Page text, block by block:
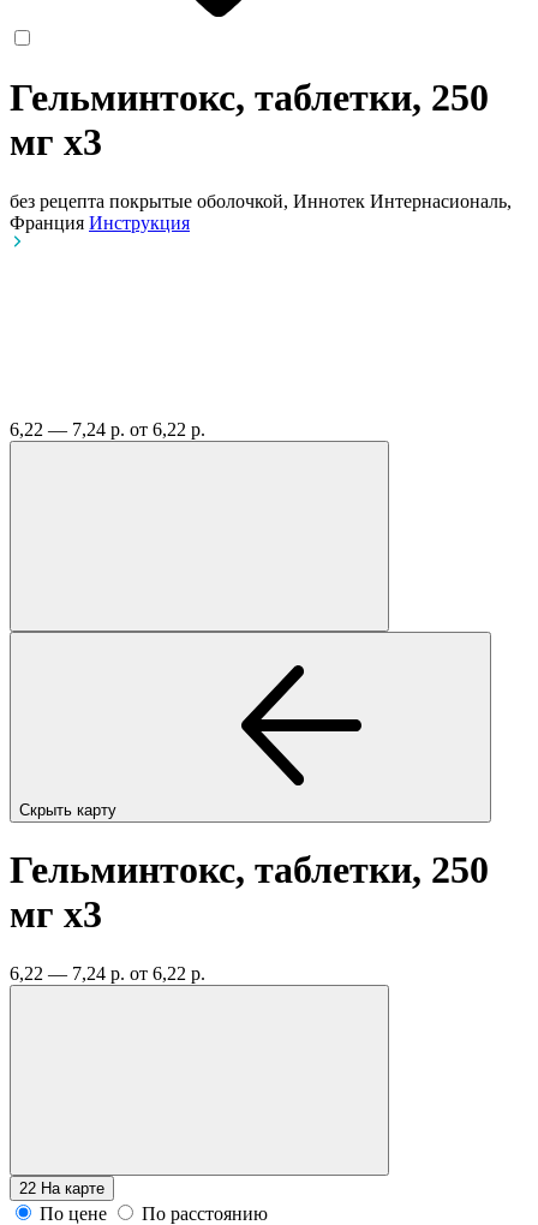
Гельминтокс, таблетки, 250
мг x3
без рецепта покрытые оболочкой, Иннотек Интернасиональ,
Франция Инструкция
6,22 — 7,24 р. от 6,22 р.
Скрыть карту
Гельминтокс, таблетки, 250
мг x3
6,22 — 7,24 р. от 6,22 р.
22 На карте
По цене
По расстоянию